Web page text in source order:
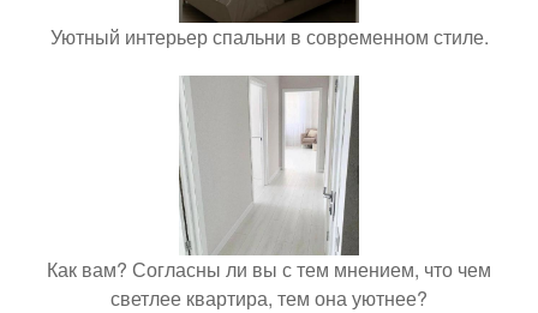
Уютный интерьер спальни в современном стиле.
Как вам? Согласны ли вы с тем мнением, что чем
светлее квартира, тем она уютнее?